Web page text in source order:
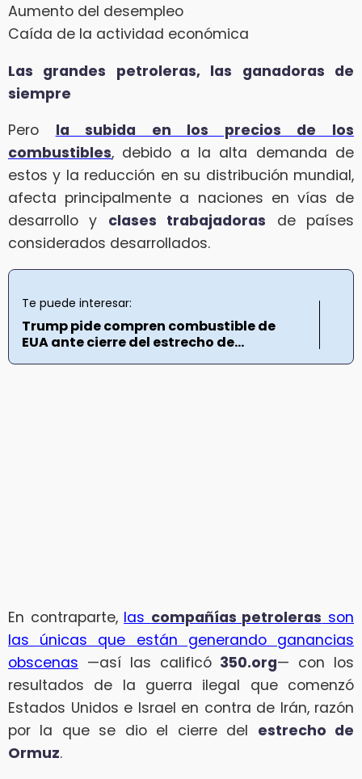
Aumento del desempleo
Caída de la actividad económica
Las grandes petroleras, las ganadoras de
siempre
Pero la subida en los precios de los
combustibles, debido a la alta demanda de
estos y la reducción en su distribución mundial,
afecta principalmente a naciones en vías de
desarrollo y clases trabajadoras de países
considerados desarrollados.
Te puede interesar:
Trump pide compren combustible de
EUA ante cierre del estrecho de...
En contraparte, las compañías petroleras son
las únicas que están generando ganancias
obscenas —así las calificó 350.org— con los
resultados de la guerra ilegal que comenzó
Estados Unidos e Israel en contra de Irán, razón
por la que se dio el cierre del estrecho de
Ormuz.